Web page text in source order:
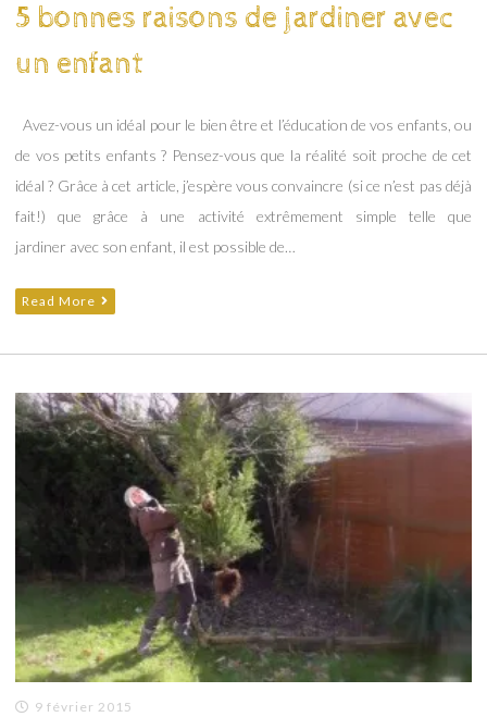
5 bonnes raisons de jardiner avec
un enfant
Avez-vous un idéal pour le bien être et l’éducation de vos enfants, ou
de vos petits enfants ? Pensez-vous que la réalité soit proche de cet
idéal ? Grâce à cet article, j’espère vous convaincre (si ce n’est pas déjà
fait!) que grâce à une activité extrêmement simple telle que
jardiner avec son enfant, il est possible de…
Read More
9 février 2015